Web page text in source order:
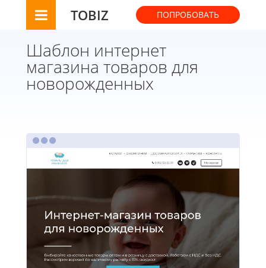
TOBIZ ПОПРОБОВАТЬ
Шаблон интернет
магазина товаров для
новорожденных